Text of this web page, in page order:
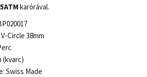
karórával.
Circle 38mm
(kvarc)
Swiss Made